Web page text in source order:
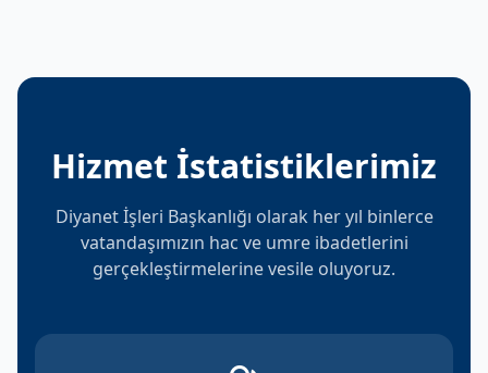
Hizmet İstatistiklerimiz
Diyanet İşleri Başkanlığı olarak her yıl binlerce
vatandaşımızın hac ve umre ibadetlerini
gerçekleştirmelerine vesile oluyoruz.